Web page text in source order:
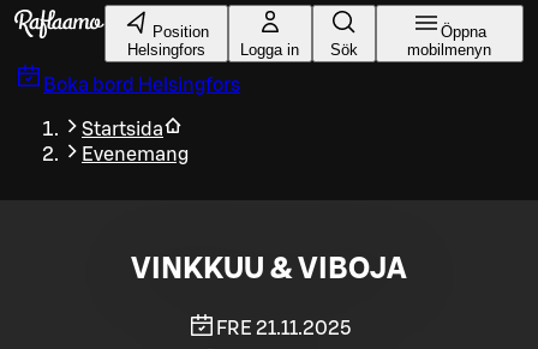
Gå till huvudinnehållet
Position
Helsingfors
Logga in Sök
Öppna
mobilmenyn
Boka bord Helsingfors
Startsida
Evenemang
VINKKUU & VIBOJA
FRE 21.11.2025